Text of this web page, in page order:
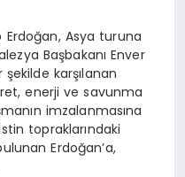
Erdoğan, Asya turuna
Başbakanı Enver
karşılanan
enerji ve savunma
imzalanmasına
topraklarındaki
Erdoğan’a,